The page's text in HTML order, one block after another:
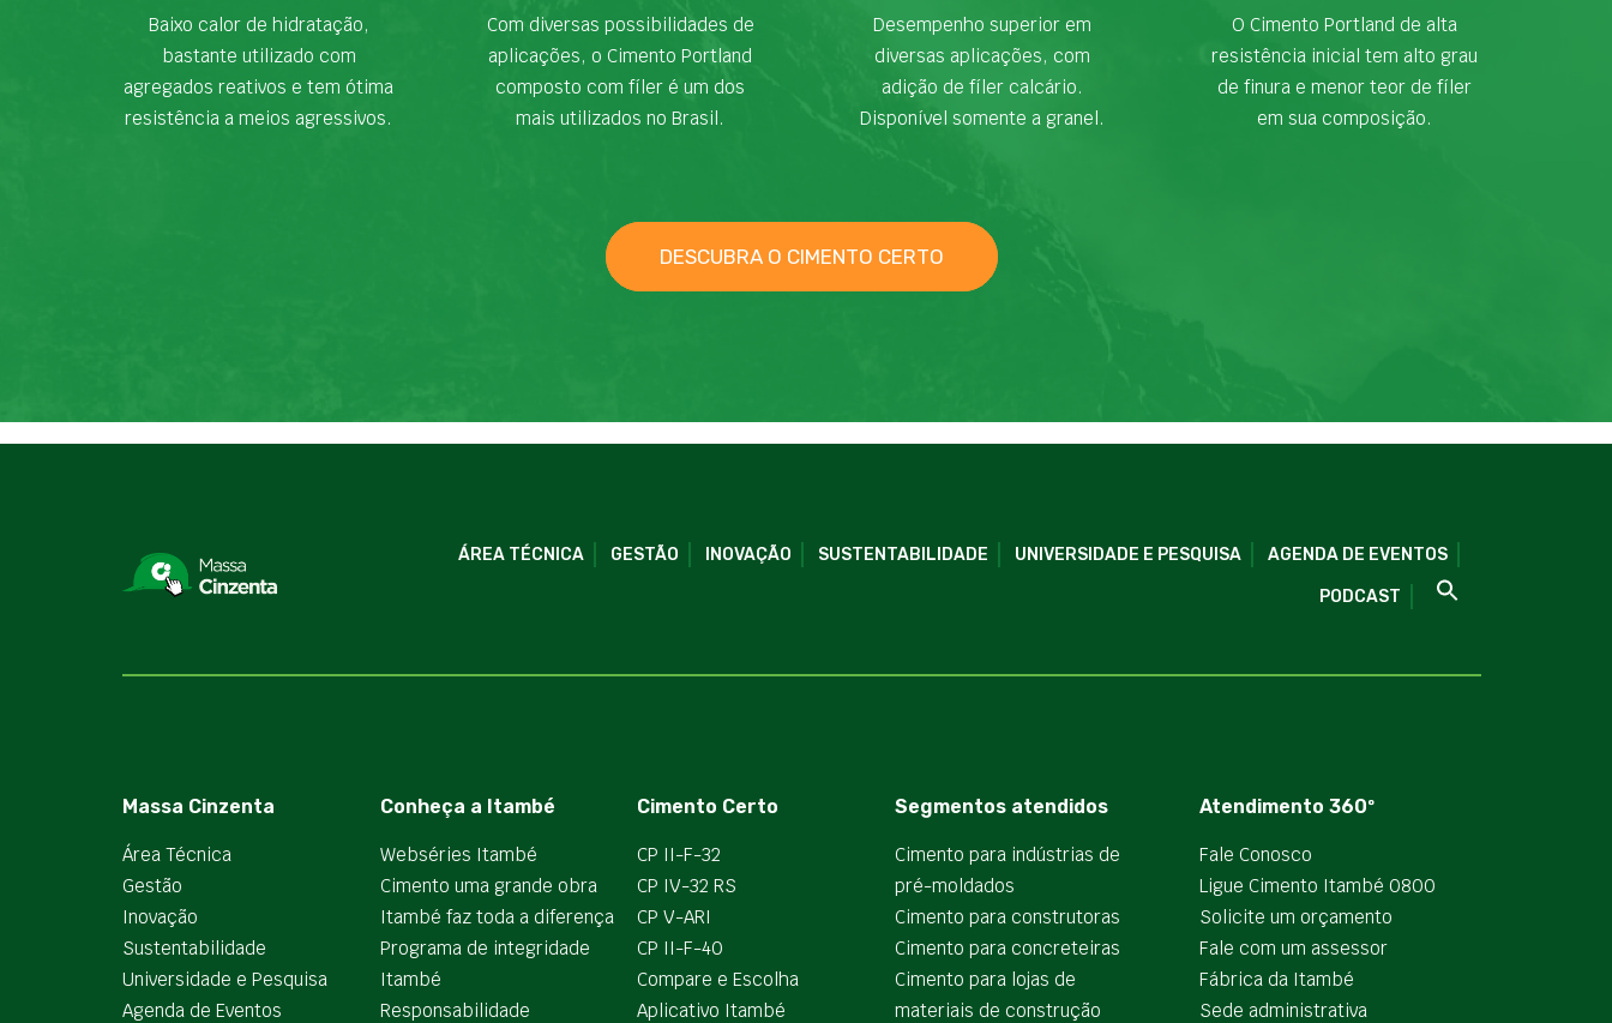
Baixo calor de hidratação,
bastante utilizado com
agregados reativos e tem ótima
resistência a meios agressivos.
Com diversas possibilidades de
aplicações, o Cimento Portland
composto com fíler é um dos
mais utilizados no Brasil.
Desempenho superior em
diversas aplicações, com
adição de fíler calcário.
Disponível somente a granel.
O Cimento Portland de alta
resistência inicial tem alto grau
de finura e menor teor de fíler
em sua composição.
DESCUBRA O CIMENTO CERTO
ÁREA TÉCNICA GESTÃO INOVAÇÃO SUSTENTABILIDADE UNIVERSIDADE E PESQUISA AGENDA DE EVENTOS
PODCAST
Massa Cinzenta
Área Técnica
Gestão
Inovação
Sustentabilidade
Universidade e Pesquisa
Agenda de Eventos
Conheça a Itambé
Webséries Itambé
Cimento uma grande obra
Itambé faz toda a diferença
Programa de integridade
Itambé
Responsabilidade
Cimento Certo
CP II-F-32
CP IV-32 RS
CP V-ARI
CP II-F-40
Compare e Escolha
Aplicativo Itambé
Segmentos atendidos
Cimento para indústrias de
pré-moldados
Cimento para construtoras
Cimento para concreteiras
Cimento para lojas de
materiais de construção
Atendimento 360º
Fale Conosco
Ligue Cimento Itambé 0800
Solicite um orçamento
Fale com um assessor
Fábrica da Itambé
Sede administrativa